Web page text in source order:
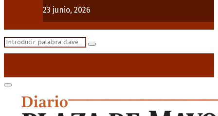
23 junio, 2026
Search
Search
Primary
Menu